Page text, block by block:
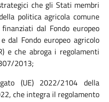
che gli Stati membri
politica agricola comune
dal Fondo europeo
dal Fondo europeo agricolo
e che abroga i regolamenti
2013;
(UE) 2022/2104 della
che integra il regolamento